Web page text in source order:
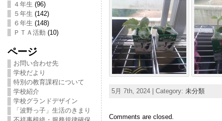
４年生 (96)
５年生 (142)
６年生 (148)
ＰＴＡ活動 (10)
ページ
お問い合わせ先
学校だより
特別の教育課程について
学校紹介
学校グランドデザイン
「波野っ子」生活のきまり
5月 7th, 2024 | Category: 未分類
Comments are closed.